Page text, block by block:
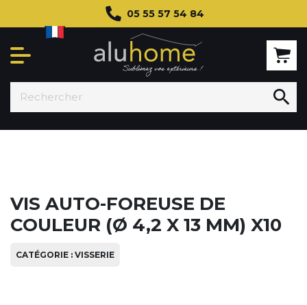
05 55 57 54 84

VIS AUTO-FOREUSE DE
COULEUR (Ø 4,2 X 13 MM) X10
CATÉGORIE : VISSERIE